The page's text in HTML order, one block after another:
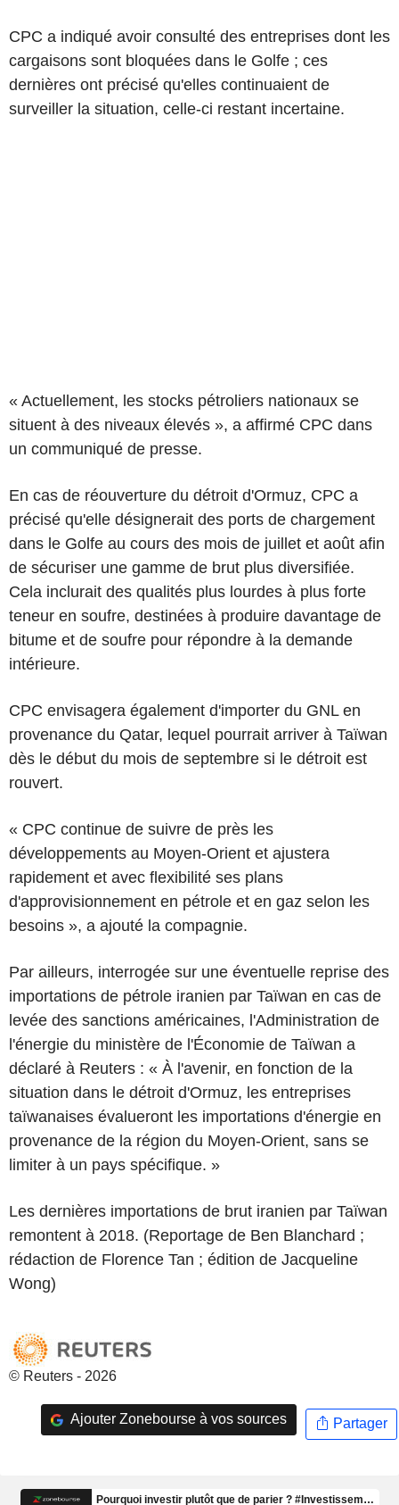
CPC a indiqué avoir consulté des entreprises dont les
cargaisons sont bloquées dans le Golfe ; ces
dernières ont précisé qu'elles continuaient de
surveiller la situation, celle-ci restant incertaine.
« Actuellement, les stocks pétroliers nationaux se
situent à des niveaux élevés », a affirmé CPC dans
un communiqué de presse.
En cas de réouverture du détroit d'Ormuz, CPC a
précisé qu'elle désignerait des ports de chargement
dans le Golfe au cours des mois de juillet et août afin
de sécuriser une gamme de brut plus diversifiée.
Cela inclurait des qualités plus lourdes à plus forte
teneur en soufre, destinées à produire davantage de
bitume et de soufre pour répondre à la demande
intérieure.
CPC envisagera également d'importer du GNL en
provenance du Qatar, lequel pourrait arriver à Taïwan
dès le début du mois de septembre si le détroit est
rouvert.
« CPC continue de suivre de près les
développements au Moyen-Orient et ajustera
rapidement et avec flexibilité ses plans
d'approvisionnement en pétrole et en gaz selon les
besoins », a ajouté la compagnie.
Par ailleurs, interrogée sur une éventuelle reprise des
importations de pétrole iranien par Taïwan en cas de
levée des sanctions américaines, l'Administration de
l'énergie du ministère de l'Économie de Taïwan a
déclaré à Reuters : « À l'avenir, en fonction de la
situation dans le détroit d'Ormuz, les entreprises
taïwanaises évalueront les importations d'énergie en
provenance de la région du Moyen-Orient, sans se
limiter à un pays spécifique. »
Les dernières importations de brut iranien par Taïwan
remontent à 2018. (Reportage de Ben Blanchard ;
rédaction de Florence Tan ; édition de Jacqueline
Wong)
© Reuters - 2026
Ajouter Zonebourse à vos sources Partager